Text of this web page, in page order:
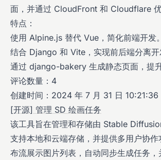
面，并通过 CloudFront 和 Cloudflare 优
特点：
使用 Alpine.js 替代 Vue，简化前端开发。
结合 Django 和 Vite，实现前后端分离开
通过 django-bakery 生成静态页面，提升
评论数量：4
创建时间：2024 年 7 月 31 日 10:21:36
[开源] 管理 SD 绘画任务
该工具旨在管理和存储由 Stable
支持本地和云端存储，并提供多用户协
布流展示图片列表，自动同步生成任务